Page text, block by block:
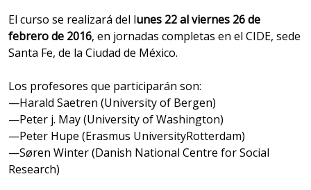
El curso se realizará del lunes 22 al viernes 26 de
febrero de 2016, en jornadas completas en el CIDE, sede
Santa Fe, de la Ciudad de México.
Los profesores que participarán son:
—Harald Saetren (University of Bergen)
—Peter j. May (University of Washington)
—Peter Hupe (Erasmus UniversityRotterdam)
—Søren Winter (Danish National Centre for Social
Research)